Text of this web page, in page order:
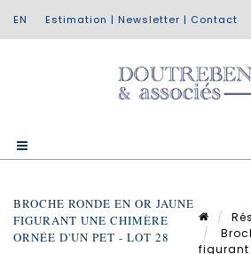
Estimation | Newsletter | Contact
BROCHE RONDE EN OR JAUNE
FIGURANT UNE CHIMÈRE
ORNÉE D'UN PET - LOT 28
figurant